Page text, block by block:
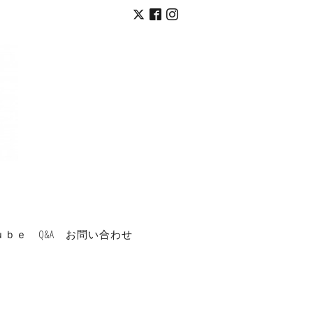
ｅ Q&A お問い合わせ